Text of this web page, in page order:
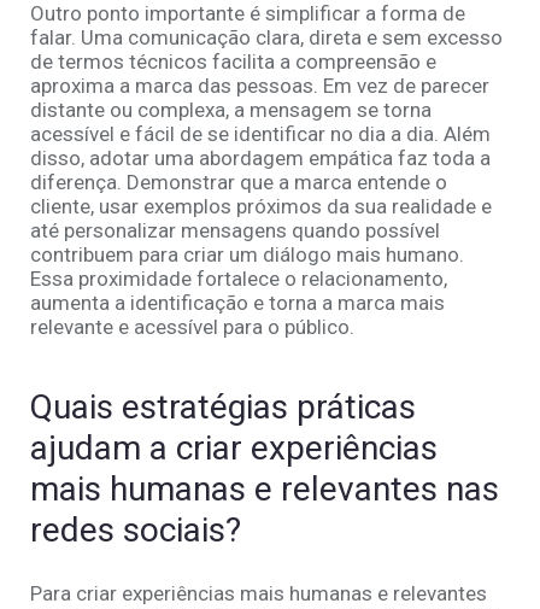
Outro ponto importante é simplificar a forma de
falar. Uma comunicação clara, direta e sem excesso
de termos técnicos facilita a compreensão e
aproxima a marca das pessoas. Em vez de parecer
distante ou complexa, a mensagem se torna
acessível e fácil de se identificar no dia a dia. Além
disso, adotar uma abordagem empática faz toda a
diferença. Demonstrar que a marca entende o
cliente, usar exemplos próximos da sua realidade e
até personalizar mensagens quando possível
contribuem para criar um diálogo mais humano.
Essa proximidade fortalece o relacionamento,
aumenta a identificação e torna a marca mais
relevante e acessível para o público.
Quais estratégias práticas
ajudam a criar experiências
mais humanas e relevantes nas
redes sociais?
Para criar experiências mais humanas e relevantes